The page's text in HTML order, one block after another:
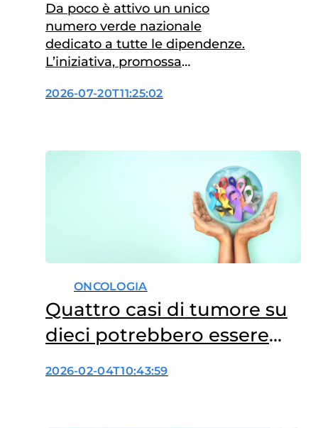
Da poco è attivo un unico
numero verde nazionale
dedicato a tutte le dipendenze.
L’iniziativa, promossa
(ISS) e realizzata con il
contro la droga e le altre
dipendenze della Presidenza
del Consiglio dei Ministri, punta
a semplificare l’accesso ai
servizi di informazione,
supporto e orientamento…
2026-07-20T11:25:02
ONCOLOGIA
Quattro casi di tumore su
dieci potrebbero essere
evitati
2026-02-04T10:43:59